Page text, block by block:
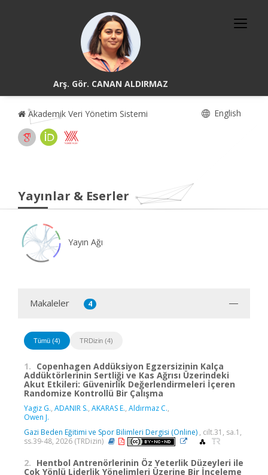
Arş. Gör. CANAN ALDIRMAZ
Akademik Veri Yönetim Sistemi English
Yayınlar & Eserler
Yayın Ağı
Makaleler 4
Tümü (4) TRDizin (4)
1. Copenhagen Addüksiyon Egzersizinin Kalça
Addüktörlerinin Sertliği ve Kas Ağrısı Üzerindeki
Akut Etkileri: Güvenirlik Değerlendirmeleri İçeren
Randomize Kontrollü Bir Çalışma
Yagiz G., ADANIR S., AKARAS E., Aldırmaz C.,
Owen J.
Gazi Beden Eğitimi ve Spor Bilimleri Dergisi (Online) , cilt.31, sa.1,
ss.39-48, 2026 (TRDizin)
2. Hentbol Antrenörlerinin Öz Yeterlik Düzeyleri ile
Çok Yönlü Liderlik Yönelimleri Üzerine Bir İnceleme